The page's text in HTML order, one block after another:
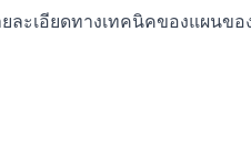
ละเอียดทางเทคนิคของแผนข